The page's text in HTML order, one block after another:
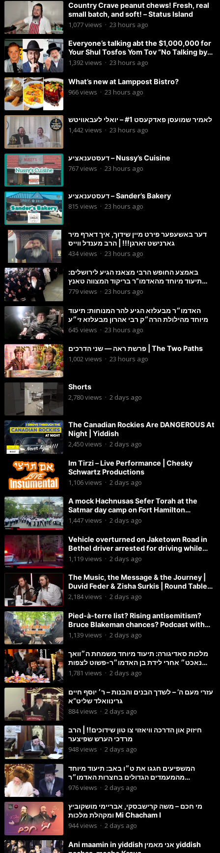
Country Crave peanut chews! Fresh, real
small batch, and soft! – Status Island
1,077views · 23 hours ago
Everyone’s talking abt the $1,000,000 for
Your Shul Tosfos Yom Tov “No Talking by
Davening” movement
1,392views · 23 hours ago
What’s new at Lamppost Bistro?
966views · 23 hours ago
לאמיר שמועסן פאדקעסט #1 – יואלי לעבאוויטש
1,442views · 23 hours ago
דעסטענאציע – Nussy’s Cuisine
767views · 23 hours ago
דעסטענאציע – Sander’s Bakery
815 views · 23 hours ago
דער באשעפער פירט מיין שידוך, איך דארף מיר
גארנישט זארגן!!! | הרב מענדל ווייס
434views · 23 hours ago
באמצע החופש הרבי מצאנז הגיע לירושלים:
תיעוד מיוחד מהאדמו”ר בריקוד המצווה טאנץ
בשמחת בית סטרפקוב
779views · 23 hours ago
האדמו״ר מבעלזא הגיע להר המנוחות: תיעוד
מיוחד מהילולת הרה״ק רבי אהרון מבעלזא זי״ע
645 views · 23 hours ago
פרשת ראה — שני הדרכים | The Two Paths
1,002views · 23 hours ago
Shorts
2,780views · 2 days ago
The Canadian Rockies Are DANGEROUS At
Night | Yiddish
2,450views · 2 days ago
Im Tirzi – Live Performance | Chesky
Schwartz Productions
1,106views · 2 days ago
A mock Hachnusas Sefer Torah at the
Satmar day camp on Fort Hamilton
Parkway.
1,447views · 2 days ago
Vehicle overturned on Jaketown Road in
Bethel driver arrested for driving while
intoxicated.
1,119views · 2 days ago
The Music, the Message & the Journey |
Duvid Feder & Zisha Surkis | Round Table
#11
2,184views · 2 days ago
Pied-à-terre list? Rising antisemitism?
Bruce Blakeman chances? Podcast with
Councilman David Carr!
1,139views · 2 days ago
מלכות סאדיגורה: תיעוד מיוחד משמחת ה״וואך
נאכט״ אחרי לידת בן האדמו״ר-פשוט לצפות
ולהנות
1,781 views · 2 days ago
עזרי מעם ה’ – לשדך הבנים והבנות – ר׳ יוסף חיים
גרינוואלד שליט”א
884views · 2 days ago
חיזוק און הדרכה וויאזוי צו טון שידוכים!! | הרב
מרדכי הערש שפיצער
948views · 2 days ago
המשפיעים חגגו את ט״ו באב: תיעוד מיוחד
מהמעמדים הגדולים בחצרות האדמו״ר
מסטוטשין והגרי״מ מורגשטרן
976views · 2 days ago
מי חכם – משה קרישבסקי, אבריימי מושקוביץ
ומקהלת מלכות Mi Chacham I
944views · 2 days ago
Ani maamin in yiddish אני מאמין yiddish